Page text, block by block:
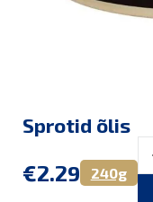
Sprotid õlis
€2.29 240g